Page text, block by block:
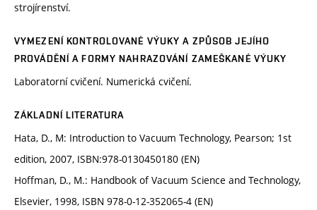
strojírenství.
VYMEZENÍ KONTROLOVANÉ VÝUKY A ZPŮSOB JEJÍHO
PROVÁDĚNÍ A FORMY NAHRAZOVÁNÍ ZAMEŠKANÉ VÝUKY
Laboratorní cvičení. Numerická cvičení.
ZÁKLADNÍ LITERATURA
Hata, D., M: Introduction to Vacuum Technology, Pearson; 1st
edition, 2007, ISBN:978-0130450180 (EN)
Hoffman, D., M.: Handbook of Vacuum Science and Technology,
Elsevier, 1998, ISBN 978-0-12-352065-4 (EN)